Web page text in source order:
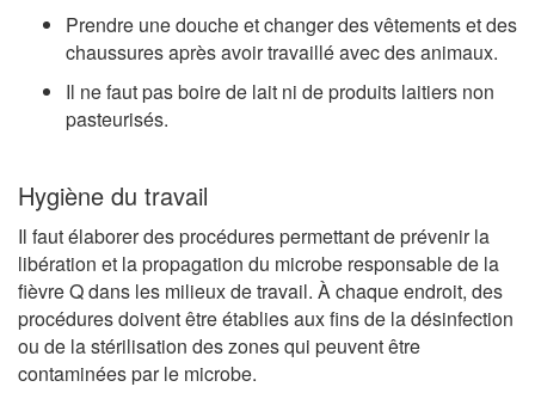
Prendre une douche et changer des vêtements et des
chaussures après avoir travaillé avec des animaux.
Il ne faut pas boire de lait ni de produits laitiers non
pasteurisés.
Hygiène du travail
Il faut élaborer des procédures permettant de prévenir la
libération et la propagation du microbe responsable de la
fièvre Q dans les milieux de travail. À chaque endroit, des
procédures doivent être établies aux fins de la désinfection
ou de la stérilisation des zones qui peuvent être
contaminées par le microbe.